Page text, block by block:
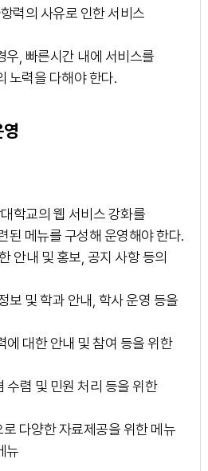
력의 사유로 인한 서비스
, 빠른시간 내에 서비스를
노력을 다해야 한다.
학교의 웹 서비스 강화를
된 메뉴를 구성해 운영해야 한다.
안내 및 홍보, 공지 사항 등의
보 및 학과 안내, 학사 운영 등을
에 대한 안내 및 참여 등을 위한
수렴 및 민원 처리 등을 위한
다양한 자료제공을 위한 메뉴
뉴